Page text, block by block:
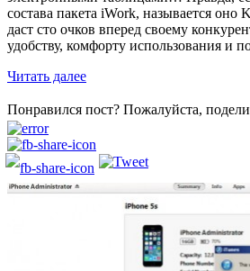
состава пакета iWork, называется оно
даст сто очков вперед своему
удобству, комфорту использования и
Читать далее
Понравился пост? Пожалуйста,